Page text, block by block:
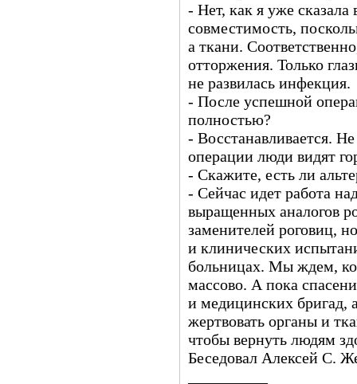
- Нет, как я уже сказала
совместимость,
а ткани.
отторжения. Только
не развилась инфекция.
- После успешной
полностью?
- Восстанавливается.
операции люди видят
- Скажите, есть ли
- Сейчас идет работа
выращенных аналогов
заменителей роговиц,
и клинических
больницах. Мы ждем,
массово. А пока
и медицинских бригад,
жертвовать органы и
чтобы вернуть людям
Беседовал Алексей С.